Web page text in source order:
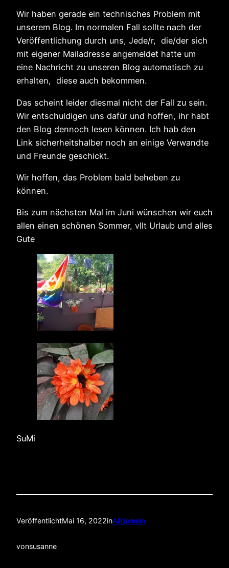
Wir haben gerade ein technisches Problem mit
unserem Blog. Im normalen Fall sollte nach der
Veröffentlichung durch uns, Jede/r, die/der sich
mit eigener Mailadresse angemeldet hatte um
eine Nachricht zu unseren Blog automatisch zu
erhalten, diese auch bekommen.
Das scheint leider diesmal nicht der Fall zu sein.
Wir entschuldigen uns dafür und hoffen, ihr habt
den Blog dennoch lesen können. Ich hab den
Link sicherheitshalber noch an einige Verwandte
und Freunde geschickt.
Wir hoffen, das Problem bald beheben zu
können.
Bis zum nächsten Mal im Juni wünschen wir euch
allen einen schönen Sommer, vllt Urlaub und alles
Gute
SuMi
VeröffentlichtMai 16, 2022inAllgemein
vonsusanne